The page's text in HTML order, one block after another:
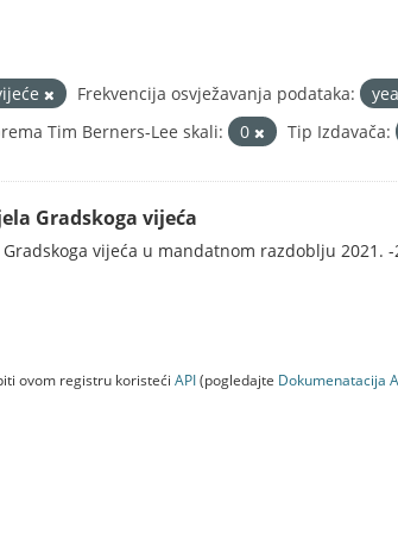
Frekvencija osvježavanja podataka:
Tim Berners-Lee skali:
0 Tip Izdavača:
Gradskoga vijeća
vijeća u mandatnom razdoblju 2021. -
ovom registru koristeći API(pogledajte Dokumenаtаcijа